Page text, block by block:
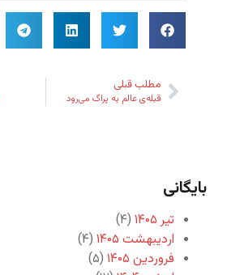
مطلب قبلی
قبله‌ی عالم به پراگ می‌رود
بایگانی
تیر ۱۴۰۵
(۴)
اردیبهشت ۱۴۰۵
(۴)
فروردین ۱۴۰۵
(۵)